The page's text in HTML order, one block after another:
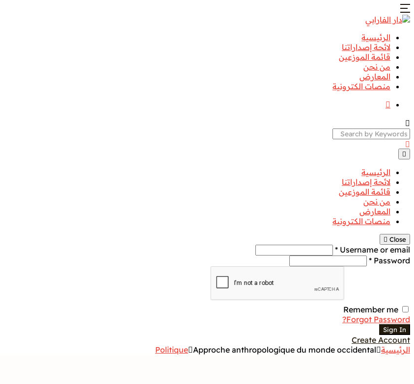
الرئيسية
لائحة إصداراتنا
قائمة الموزعين
من نحن
المعارض
منصات الكترونية
Search
الرئيسية
لائحة إصداراتنا
قائمة الموزعين
من نحن
المعارض
منصات الكترونية
Close
Username or email *
Password *
Remember me
Forgot Password?
Sign In
Create Account
الرئيسية
Politique Approche anthropologique du monde occidental